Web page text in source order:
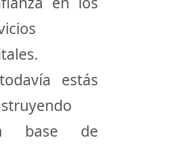
estás
base de